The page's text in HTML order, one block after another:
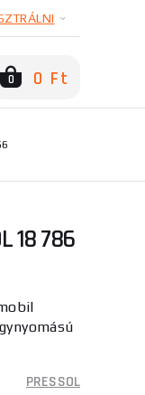
0 0 Ft
18 786
PRESSOL